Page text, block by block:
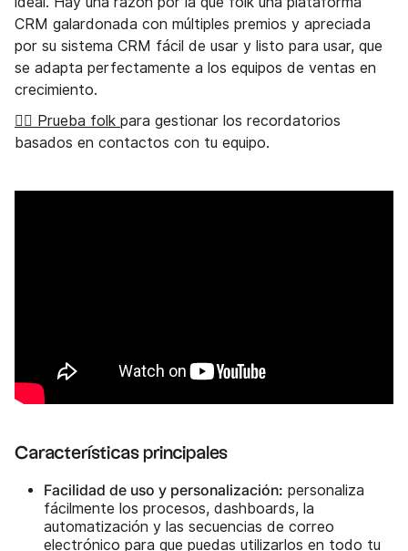
CRM galardonada con múltiples premios y apreciada
por su sistema CRM fácil de usar y listo para usar, que
se adapta perfectamente a los equipos de ventas en
crecimiento.
👉🏼 Prueba folk para gestionar los recordatorios
basados en contactos con tu equipo.
Características principales
Facilidad de uso y personalización: personaliza
fácilmente los procesos, dashboards, la
automatización y las secuencias de correo
electrónico para que puedas utilizarlos en todo tu